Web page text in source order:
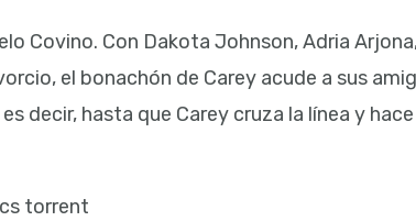
Covino. Con Dakota Johnson, Adria
el bonachón de Carey acude a sus
decir, hasta que Carey cruza la línea y
torrent